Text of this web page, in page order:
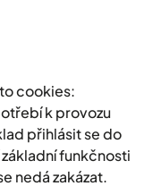
cookies:
k provozu
přihlásit se do
funkčnosti
nedá zakázat.